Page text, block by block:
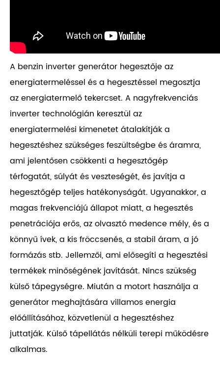
A benzin inverter generátor hegesztője az
energiatermeléssel és a hegesztéssel megosztja
az energiatermelő tekercset. A nagyfrekvenciás
inverter technológián keresztül az
energiatermelési kimenetet átalakítják a
hegesztéshez szükséges feszültségbe és áramra,
ami jelentősen csökkenti a hegesztőgép
térfogatát, súlyát és veszteségét, és javítja a
hegesztőgép teljes hatékonyságát. Ugyanakkor, a
magas frekvenciájú állapot miatt, a hegesztés
penetrációja erős, az olvasztó medence mély, és a
könnyű ívek, a kis fröccsenés, a stabil áram, a jó
formázás stb. Jellemzői, ami elősegíti a hegesztési
termékek minőségének javítását. Nincs szükség
külső tápegységre. Miután a motort használja a
generátor meghajtására villamos energia
előállításához, közvetlenül a hegesztéshez
juttatják. Külső tápellátás nélküli terepi működésre
alkalmas.